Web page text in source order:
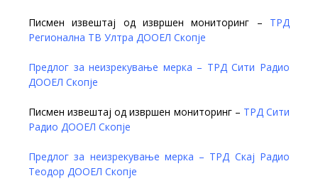
Писмен извештај од извршен мониторинг – ТРД
Регионална ТВ Ултра ДООЕЛ Скопје
Предлог за неизрекување мерка – ТРД Сити Радио
ДООЕЛ Скопје
Писмен извештај од извршен мониторинг – ТРД Сити
Радио ДООЕЛ Скопје
Предлог за неизрекување мерка – ТРД Скај Радио
Теодор ДООЕЛ Скопје